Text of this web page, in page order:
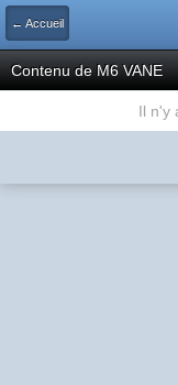
← Accueil
Contenu de M6 VANE
Il n'y